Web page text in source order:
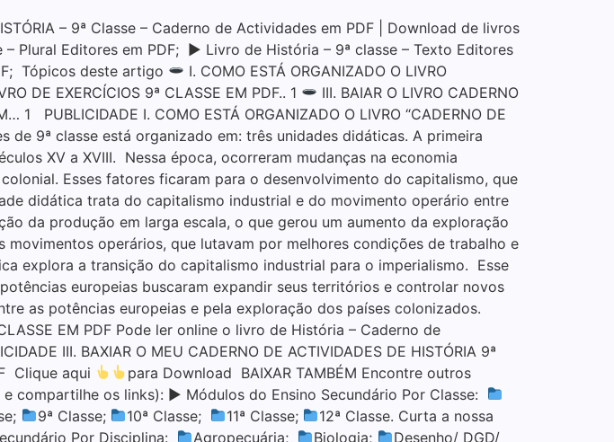
– 9ª Classe – Caderno de Actividades em PDF | Download de livros
Plural Editores em PDF; ▶ Livro de História – 9ª classe – Texto Editores
Tópicos deste artigo
I. COMO ESTÁ ORGANIZADO O LIVRO
DE EXERCÍCIOS 9ª CLASSE EM PDF.. 1
III. BAIAR O LIVRO CADERNO
1 PUBLICIDADE I. COMO ESTÁ ORGANIZADO O LIVRO “CADERNO DE
de 9ª classe está organizado em: três unidades didáticas. A primeira
XV a XVIII. Nessa época, ocorreram mudanças na economia
Esses fatores ficaram para o desenvolvimento do capitalismo, que
didática trata do capitalismo industrial e do movimento operário entre
da produção em larga escala, o que gerou um aumento da exploração
operários, que lutavam por melhores condições de trabalho e
explora a transição do capitalismo industrial para o imperialismo. Esse
europeias buscaram expandir seus territórios e controlar novos
as potências europeias e pela exploração dos países colonizados.
EM PDF Pode ler online o livro de História – Caderno de
III. BAXIAR O MEU CADERNO DE ACTIVIDADES DE HISTÓRIA 9ª
Clique aqui
para Download BAIXAR TAMBÉM Encontre outros
compartilhe os links): ▶ Módulos do Ensino Secundário Por Classe:
9ª Classe; 10ª Classe; 11ª Classe;
12ª Classe. Curta a nossa
Por Disciplina:
Agropecuária; Biologia;
Desenho/ DGD/